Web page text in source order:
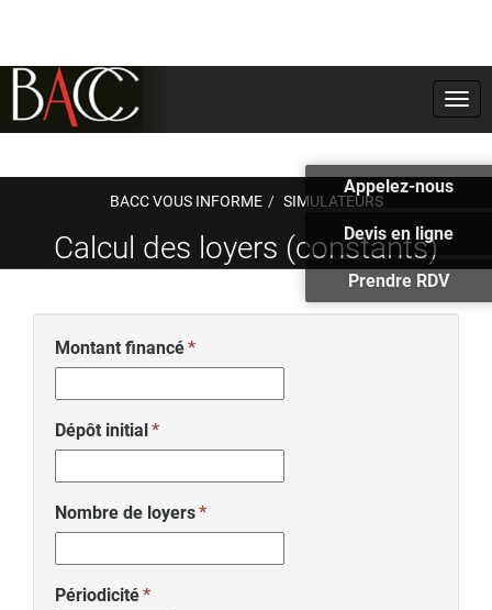
BACC VOUS INFORME SIMULATEURS
Appelez-nous
Devis en ligne
Prendre RDV
Calcul des loyers (constants)
Montant financé
Dépôt initial
Nombre de loyers
Périodicité